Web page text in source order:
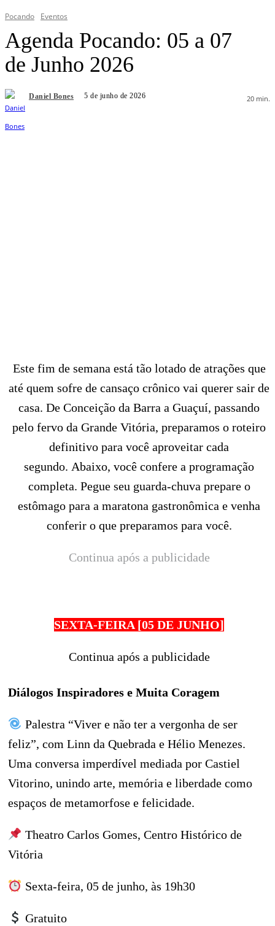
Pocando Eventos
Agenda Pocando: 05 a 07
de Junho 2026
Daniel Bones 5 de junho de 2026 20 min.
Este fim de semana está tão lotado de atrações que
até quem sofre de cansaço crônico vai querer sair de
casa. De Conceição da Barra a Guaçuí, passando
pelo fervo da Grande Vitória, preparamos o roteiro
definitivo para você aproveitar cada
segundo. Abaixo, você confere a programação
completa. Pegue seu guarda-chuva prepare o
estômago para a maratona gastronômica e venha
conferir o que preparamos para você.
Continua após a publicidade
SEXTA-FEIRA [05 DE JUNHO]
Continua após a publicidade
Diálogos Inspiradores e Muita Coragem
Palestra “Viver e não ter a vergonha de ser
feliz”, com Linn da Quebrada e Hélio Menezes.
Uma conversa imperdível mediada por Castiel
Vitorino, unindo arte, memória e liberdade como
espaços de metamorfose e felicidade.
Theatro Carlos Gomes, Centro Histórico de
Vitória
Sexta-feira, 05 de junho, às 19h30
Gratuito